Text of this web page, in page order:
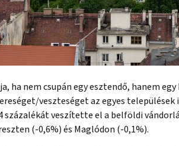
nem csupán egy esztendő, hanem
veszteséget az egyes
veszítette el a belföldi
(-0,6%) és Maglódon (-0,1%).